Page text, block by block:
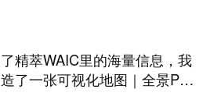
精萃WAIC里的海量信息，我
了一张可视化地图｜全景PA